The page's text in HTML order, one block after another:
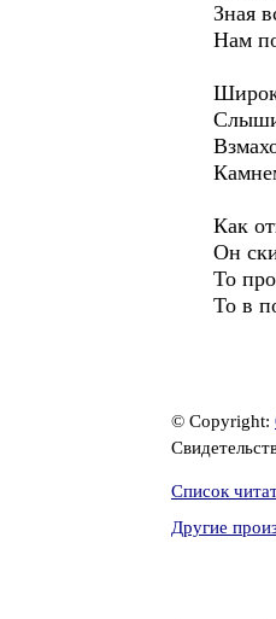
Зная
Нам
Как
Он
То
То в
© Copyright:
Список
Другие